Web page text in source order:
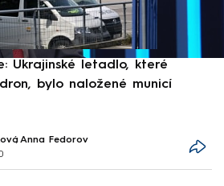
Ukrajinské letadlo, které
bylo naložené municí
, Anna Fedorov